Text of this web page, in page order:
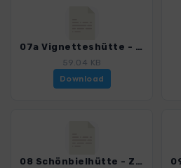
07a Vignetteshütte - Col de l'Eveque - Col du Mont Brule.gpx
59.04 KB
Download
08 Schönbielhütte - Zermatt.gpx